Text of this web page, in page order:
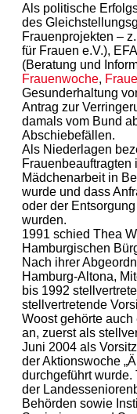
Als politische
des
Frauenprojekten –
für Frauen e.V.),
(Beratung und
Frauenwoche,
Gesunderhaltung
Antrag zur
damals vom Bund
Abschiebefällen.
Als Niederlagen
Mädchenarbeit in
wurde und dass
oder der
wurden.
1991 schied Thea
Hamburgischen
Nach ihrer
Hamburg-Altona,
bis 1992
stellvertretende
Woost gehörte
an, zuerst als
Juni 2004 als
der Aktionswoche
durchgeführt wurde.
der
Behörden sowie